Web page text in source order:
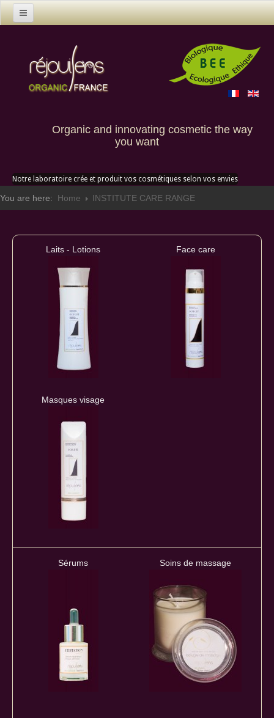
Organic and innovating cosmetic the way
you want
Products
Contact us
Notre laboratoire crée et produit vos cosmétiques selon vos envies
You are here: Home INSTITUTE CARE RANGE
Laits - Lotions Face care
Masques visage
Sérums Soins de massage